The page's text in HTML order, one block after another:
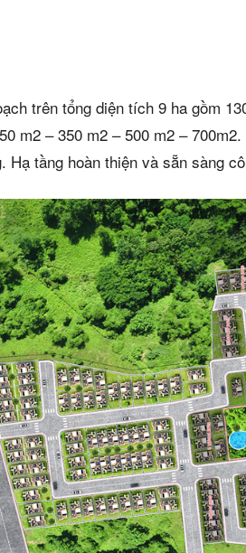
trên tổng diện tích 9 ha gồm
m2 – 350 m2 – 500 m2 –
Hạ tầng hoàn thiện và sẵn sàng